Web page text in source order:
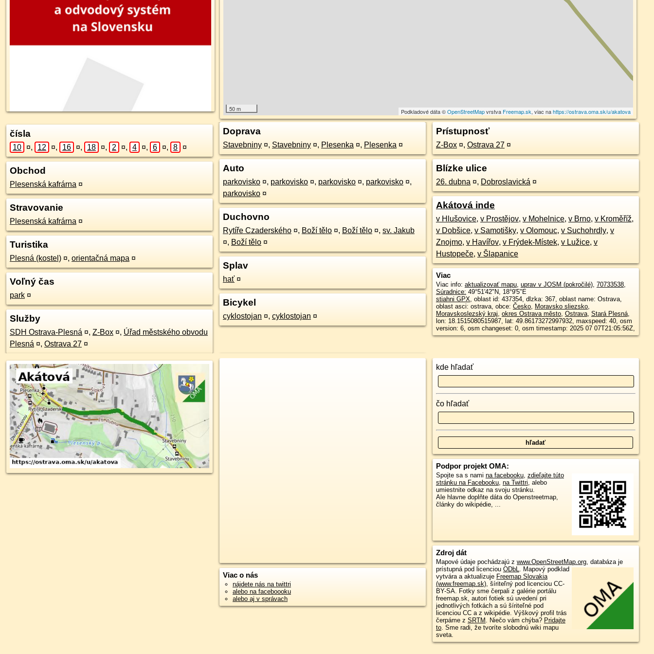
50 m Podkladové dáta ©OpenStreetMapvrstva Freemap.sk, viac nahttps://ostrava.oma.sk/u/akatova
čísla
10 ¤, 12 ¤, 16 ¤, 18 ¤, 2 ¤, 4 ¤, 6 ¤, 8 ¤
Obchod
Plesenská kafrárna ¤
Stravovanie
Plesenská kafrárna ¤
Turistika
Plesná (kostel) ¤, orientačná mapa ¤
Voľný čas
park ¤
Služby
SDH Ostrava-Plesná ¤, Z-Box ¤, Úřad městského obvodu
Plesná ¤, Ostrava 27 ¤
Doprava
Stavebniny ¤, Stavebniny ¤, Plesenka ¤, Plesenka ¤
Auto
parkovisko ¤, parkovisko ¤, parkovisko ¤, parkovisko ¤,
parkovisko ¤
Duchovno
Rytíře Czaderského ¤, Boží tělo ¤, Boží tělo ¤, sv. Jakub
¤, Boží tělo ¤
Splav
hať ¤
Bicykel
cyklostojan ¤, cyklostojan ¤
Prístupnosť
Z-Box ¤, Ostrava 27 ¤
Blízke ulice
26. dubna ¤, Dobroslavická ¤
Akátová inde
v Hlušovice, v Prostějov, v Mohelnice, v Brno, v Kroměříž,
v Dobšice, v Samotišky, v Olomouc, v Suchohrdly, v
Znojmo, v Havířov, v Frýdek-Místek, v Lužice, v
Hustopeče, v Šlapanice
Viac
Viac info: aktualizovať mapu, uprav v JOSM (pokročilé), 70733538,
Súradnice: 49°51'42"N, 18°9'5"E
stiahni GPX, oblast id: 437354, dlzka: 367, oblast name: Ostrava,
oblast asci: ostrava, obce: Česko, Moravsko sliezsko,
Moravskoslezský kraj, okres Ostrava město, Ostrava, Stará Plesná,
lon: 18.1515080515987, lat: 49.86173272997932, maxspeed: 40, osm
version: 6, osm changeset: 0, osm timestamp: 2025 07 07T21:05:56Z,
Viac o nás
nájdete nás na twittri
alebo na faceboooku
alebo aj v správach
kde hľadať
čo hľadať
Podpor projekt OMA:
Spojte sa s nami na facebooku, zdieľajte túto
stránku na Facebooku, na Twittri, alebo
umiestnite odkaz na svoju stránku.
Ale hlavne doplňte dáta do Openstreetmap,
články do wikipédie, ...
Zdroj dát
Mapové údaje pochádzajú z www.OpenStreetMap.org, databáza je
prístupná pod licenciou ODbL. Mapový podklad
vytvára a aktualizuje Freemap Slovakia
(www.freemap.sk), šíriteľný pod licenciou CC-
BY-SA. Fotky sme čerpali z galérie portálu
freemap.sk, autori fotiek sú uvedení pri
jednotlivých fotkách a sú šíriteľné pod
licenciou CC a z wikipédie. Výškový profil trás
čerpáme z SRTM . Niečo vám chýba? Pridajte
to. Sme radi, že tvoríte slobodnú wiki mapu
sveta.